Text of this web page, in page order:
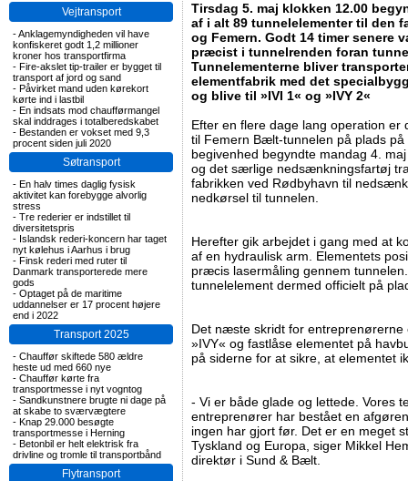
Vejtransport
-Anklagemyndigheden vil have
konfiskeret godt 1,2 millioner
kroner hos transportfirma
- Fire-akslet tip-trailer er bygget til
transport af jord og sand
- Påvirket mand uden kørekort
kørte ind i lastbil
- En indsats mod chaufførmangel
skal inddrages i totalberedskabet
- Bestanden er vokset med 9,3
procent siden juli 2020
Søtransport
- En halv times daglig fysisk
aktivitet kan forebygge alvorlig
stress
- Tre rederier er indstillet til
diversitetspris
- Islandsk rederi-koncern har taget
nyt kølehus i Aarhus i brug
- Finsk rederi med ruter til
Danmark transporterede mere
gods
- Optaget på de maritime
uddannelser er 17 procent højere
end i 2022
Transport 2025
- Chauffør skiftede 580 ældre
heste ud med 660 nye
- Chauffør kørte fra
transportmesse i nyt vogntog
- Sandkunstnere brugte ni dage på
at skabe to sværvægtere
- Knap 29.000 besøgte
transportmesse i Herning
- Betonbil er helt elektrisk fra
drivline og tromle til transportbånd
Flytransport
Tirsdag 5. maj klokken 12.00
af i alt 89 tunnelelementer til den
og Femern. Godt 14 timer senere
præcist i tunnelrenden foran
Tunnelementerne bliver
elementfabrik med det
og blive til »IVI 1« og »IVY 2«
Efter en flere dage lang operation
til Femern Bælt-tunnelen på plads
begivenhed begyndte mandag 4.
og det særlige nedsænkningsfartøj
fabrikken ved Rødbyhavn til
nedkørsel til tunnelen.
Herefter gik arbejdet i gang med at
af en hydraulisk arm. Elementets
præcis lasermåling gennem
tunnelelement dermed officielt på
Det næste skridt for
»IVY« og fastlåse elementet på
på siderne for at sikre, at elementet
- Vi er både glade og lettede. Vores
entreprenører har bestået en
ingen har gjort før. Det er en meget
Tyskland og Europa, siger Mikkel
direktør i Sund & Bælt.